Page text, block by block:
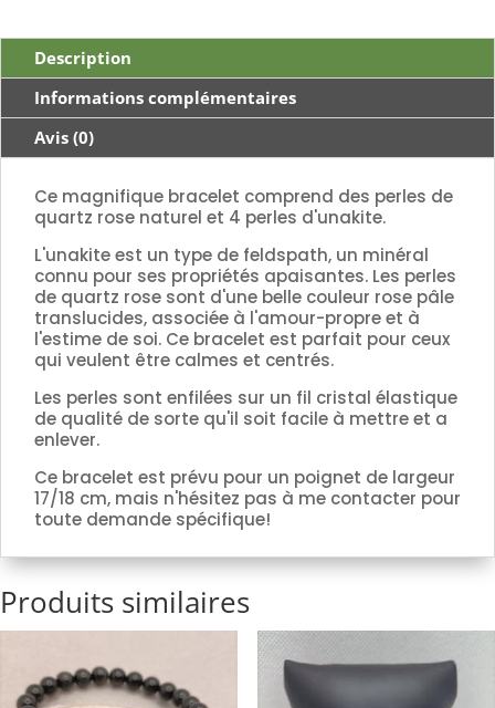
Description
Informations complémentaires
Avis (0)
Ce magnifique bracelet comprend des perles de
quartz rose naturel et 4 perles d'unakite.
L'unakite est un type de feldspath, un minéral
connu pour ses propriétés apaisantes. Les perles
de quartz rose sont d'une belle couleur rose pâle
translucides, associée à l'amour-propre et à
l'estime de soi. Ce bracelet est parfait pour ceux
qui veulent être calmes et centrés.
Les perles sont enfilées sur un fil cristal élastique
de qualité de sorte qu'il soit facile à mettre et a
enlever.
Ce bracelet est prévu pour un poignet de largeur
17/18 cm, mais n'hésitez pas à me contacter pour
toute demande spécifique!
Produits similaires